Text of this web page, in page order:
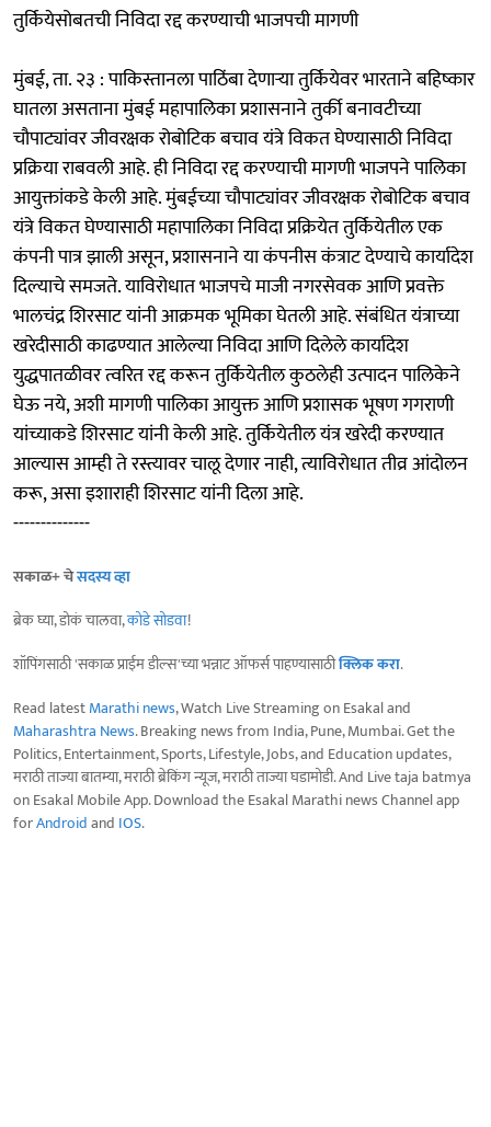
तुर्कियेसोबतची निविदा रद्द करण्याची भाजपची मागणी
मुंबई, ता. २३ : पाकिस्तानला पाठिंबा देणाऱ्या तुर्कियेवर भारताने बहिष्कार
घातला असताना मुंबई महापालिका प्रशासनाने तुर्की बनावटीच्या
चौपाट्यांवर जीवरक्षक रोबोटिक बचाव यंत्रे विकत घेण्यासाठी निविदा
प्रक्रिया राबवली आहे. ही निविदा रद्द करण्याची मागणी भाजपने पालिका
आयुक्तांकडे केली आहे. मुंबईच्या चौपाट्यांवर जीवरक्षक रोबोटिक बचाव
यंत्रे विकत घेण्यासाठी महापालिका निविदा प्रक्रियेत तुर्कियेतील एक
कंपनी पात्र झाली असून, प्रशासनाने या कंपनीस कंत्राट देण्याचे कार्यादेश
दिल्याचे समजते. याविरोधात भाजपचे माजी नगरसेवक आणि प्रवक्ते
भालचंद्र शिरसाट यांनी आक्रमक भूमिका घेतली आहे. संबंधित यंत्राच्या
खरेदीसाठी काढण्यात आलेल्या निविदा आणि दिलेले कार्यादेश
युद्धपातळीवर त्वरित रद्द करून तुर्कियेतील कुठलेही उत्पादन पालिकेने
घेऊ नये, अशी मागणी पालिका आयुक्त आणि प्रशासक भूषण गगराणी
यांच्याकडे शिरसाट यांनी केली आहे. तुर्कियेतील यंत्र खरेदी करण्यात
आल्यास आम्ही ते रस्त्यावर चालू देणार नाही, त्याविरोधात तीव्र आंदोलन
करू, असा इशाराही शिरसाट यांनी दिला आहे.
--------------
सकाळ+ चेसदस्य व्हा
ब्रेक घ्या, डोकं चालवा,कोडे सोडवा!
शॉपिंगसाठी 'सकाळ प्राईम डील्स'च्या भन्नाट ऑफर्स पाहण्यासाठीक्लिक करा.
Read latestMarathi news, Watch Live Streaming on Esakal and
Maharashtra News. Breaking news from India, Pune, Mumbai. Get the
Politics, Entertainment, Sports, Lifestyle, Jobs, and Education updates,
मराठी ताज्या बातम्या, मराठी ब्रेकिंग न्यूज, मराठी ताज्या घडामोडी. And Live taja batmya
on Esakal Mobile App. Download the Esakal Marathi news Channel app
forAndroidand IOS.